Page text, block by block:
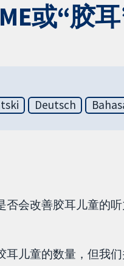
或“胶
Deutsch
会改善胶耳儿童的
儿童的数量，但我